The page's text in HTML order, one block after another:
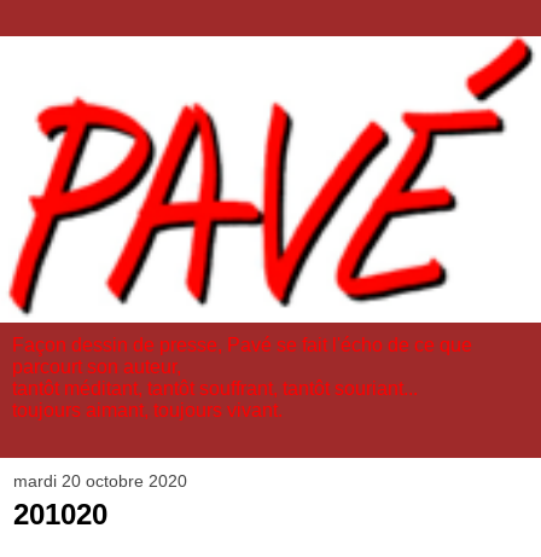
Façon dessin de presse, Pavé se fait l'écho de ce que
parcourt son auteur,
tantôt méditant, tantôt souffrant, tantôt souriant...
toujours aimant, toujours vivant.
mardi 20 octobre 2020
201020